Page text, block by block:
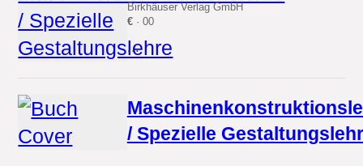
Birkhäuser Verlag GmbH
€· 00
...
/ Spezielle